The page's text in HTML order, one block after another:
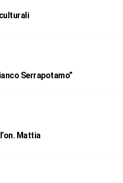
Serrapotamo”
Mattia